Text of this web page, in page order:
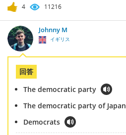
4 11216
Johnny M
イギリス
回答
The democratic party
The democratic party of Japan
Democrats